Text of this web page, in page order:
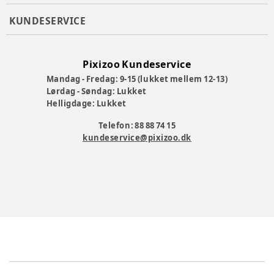
Pasform:
Materialesammensætning:
Danmark, webshop@angulus.dk, www.angulus.dk
:Portugal
KUNDESERVICE
Pixizoo Kundeservice
Mandag - Fredag: 9-15 (lukket mellem 12-13)
Lørdag - Søndag: Lukket
Helligdage: Lukket
Telefon: 88 88 74 15
kundeservice@pixizoo.dk